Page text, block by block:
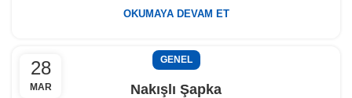
OKUMAYA DEVAM ET
28
MAR
GENEL
Nakışlı Şapka